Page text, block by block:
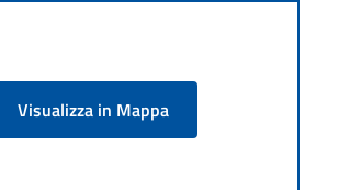
Visualizza in Mappa